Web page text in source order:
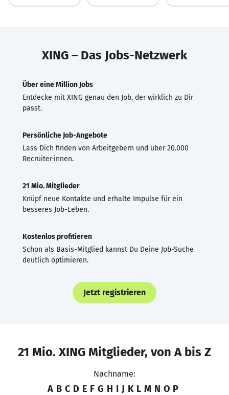
XING – Das Jobs-Netzwerk
Über eine Million Jobs
Entdecke mit XING genau den Job, der wirklich zu Dir
passt.
Persönliche Job-Angebote
Lass Dich finden von Arbeitgebern und über 20.000
Recruiter·innen.
21 Mio. Mitglieder
Knüpf neue Kontakte und erhalte Impulse für ein
besseres Job-Leben.
Kostenlos profitieren
Schon als Basis-Mitglied kannst Du Deine Job-Suche
deutlich optimieren.
Jetzt registrieren
21 Mio. XING Mitglieder, von A bis Z
Nachname:
A B C D E F G H I J K L M N O P